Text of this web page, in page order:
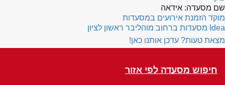
שם מסעדה: אידאה
מוקד הזמנת אירועים במסעדות
Idea מסעדות ברחוב מוהליבר ראשון לציון
מצאת טעות? עדכן אותנו כאן!
חיפוש מסעדה לפי אזור